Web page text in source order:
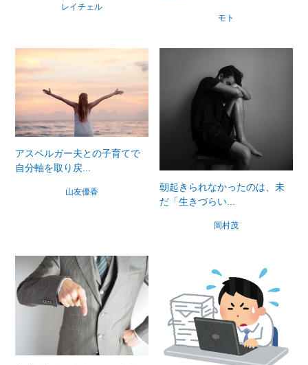
レイチェル
モト
アスペルガー夫との子育てで
自分軸を取り戻...
山友優香
朝起きられなかったのは、未
だ「生きづらい...
岡村茂